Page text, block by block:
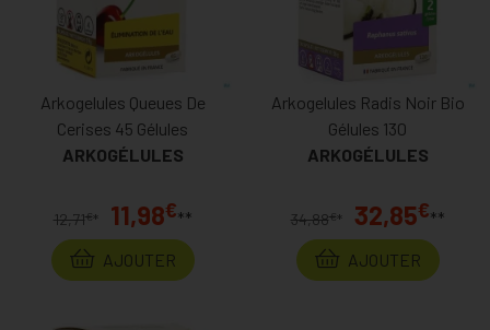
Arkogelules Queues De
Cerises 45 Gélules
ARKOGÉLULES
12,71€ * 11,98€**
AJOUTER
Arkogelules Radis Noir Bio
Gélules 130
ARKOGÉLULES
34,88€ * 32,85€**
AJOUTER